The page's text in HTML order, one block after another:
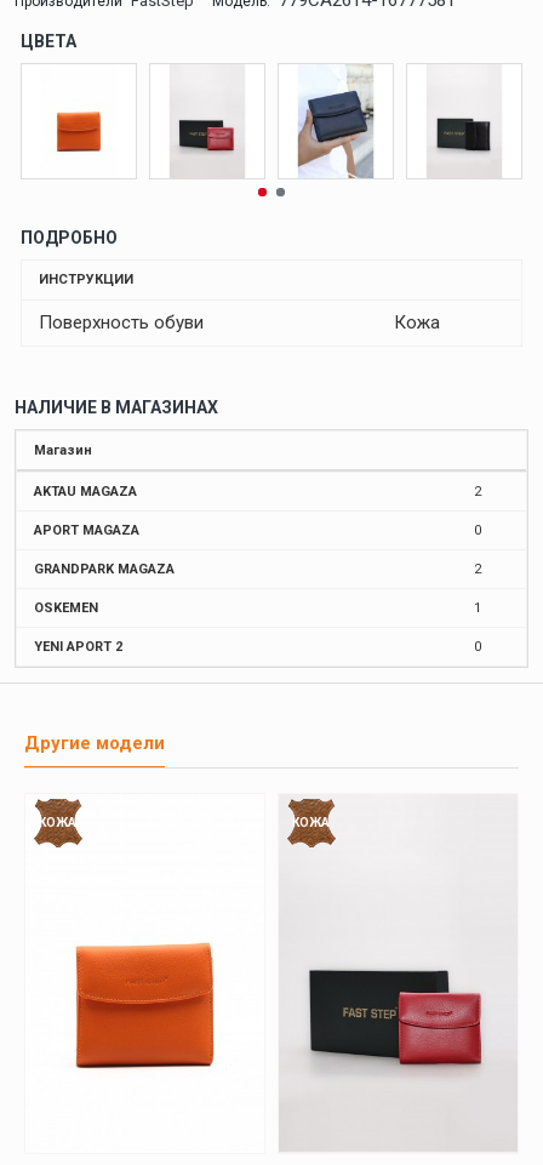
ЦВЕТА
ПОДРОБНО
ИНСТРУКЦИИ
Поверхность обуви Кожа
НАЛИЧИЕ В МАГАЗИНАХ
Магазин
AKTAU MAGAZA 2
APORT MAGAZA 0
GRANDPARK MAGAZA 2
OSKEMEN 1
YENI APORT 2 0
Другие модели
КОЖА КОЖА